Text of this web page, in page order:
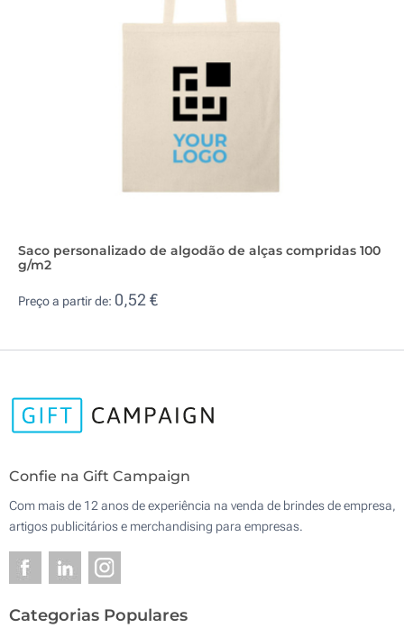
Saco personalizado de algodão de alças compridas 100
g/m2
Preço a partir de: 0,52 €
Confie na Gift Campaign
Com mais de 12 anos de experiência na venda de brindes de empresa,
artigos publicitários e merchandising para empresas.
Categorias Populares